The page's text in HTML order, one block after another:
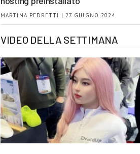
MARTINA PEDRETTI | 27 GIUGNO 2024
VIDEO DELLA SETTIMANA